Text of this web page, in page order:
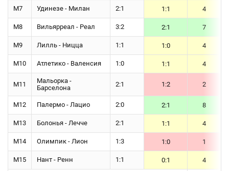
М7 Удинезе - Милан 2:1 1:1 4
М8 Вильярреал - Реал 3:2 2:1 7
М9 Лилль - Ницца 1:1 1:0 4
М10 Атлетико - Валенсия 1:0 1:1 4
М11
Мальорка -
Барселона
2:1 1:2 2
М12 Палермо - Лацио 2:0 2:1 8
М13 Болонья - Лечче 2:1 1:1 4
М14 Олимпик - Лион 1:3 1:0 1
М15 Нант - Ренн 1:1 0:1 4